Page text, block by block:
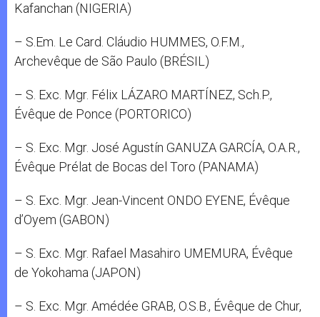
Kafanchan (NIGERIA)
– S.Em. Le Card. Cláudio HUMMES, O.F.M.,
Archevêque de São Paulo (BRÉSIL)
– S. Exc. Mgr. Félix LÁZARO MARTÍNEZ, Sch.P.,
Évêque de Ponce (PORTORICO)
– S. Exc. Mgr. José Agustín GANUZA GARCÍA, O.A.R.,
Évêque Prélat de Bocas del Toro (PANAMA)
– S. Exc. Mgr. Jean-Vincent ONDO EYENE, Évêque
d’Oyem (GABON)
– S. Exc. Mgr. Rafael Masahiro UMEMURA, Évêque
de Yokohama (JAPON)
– S. Exc. Mgr. Amédée GRAB, O.S.B., Évêque de Chur,